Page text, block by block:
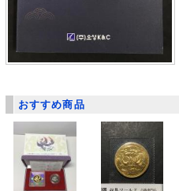
おすすめ商品